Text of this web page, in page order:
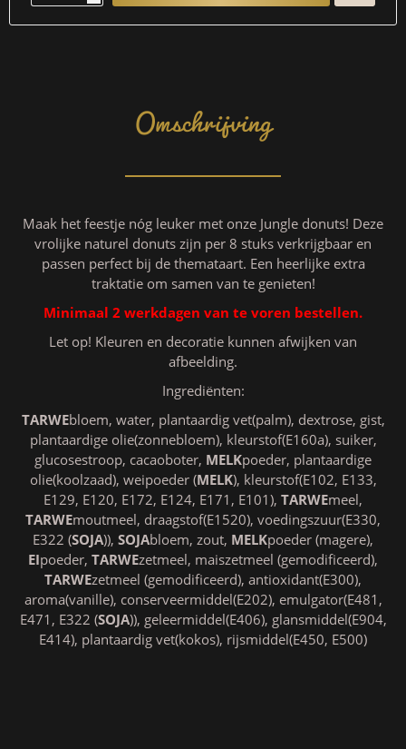
Omschrijving
Maak het feestje nóg leuker met onze Jungle donuts! Deze
vrolijke naturel donuts zijn per 8 stuks verkrijgbaar en
passen perfect bij de themataart. Een heerlijke extra
traktatie om samen van te genieten!
Minimaal 2 werkdagen van te voren bestellen.
Let op! Kleuren en decoratie kunnen afwijken van
afbeelding.
Ingrediënten:
TARWEbloem, water, plantaardig vet(palm), dextrose, gist,
plantaardige olie(zonnebloem), kleurstof(E160a), suiker,
glucosestroop, cacaoboter, MELKpoeder, plantaardige
olie(koolzaad), weipoeder (MELK), kleurstof(E102, E133,
E129, E120, E172, E124, E171, E101), TARWEmeel,
TARWEmoutmeel, draagstof(E1520), voedingszuur(E330,
E322 (SOJA)), SOJAbloem, zout, MELKpoeder (magere),
EIpoeder, TARWEzetmeel, maiszetmeel (gemodificeerd),
TARWEzetmeel (gemodificeerd), antioxidant(E300),
aroma(vanille), conserveermiddel(E202), emulgator(E481,
E471, E322 (SOJA)), geleermiddel(E406), glansmiddel(E904,
E414), plantaardig vet(kokos), rijsmiddel(E450, E500)